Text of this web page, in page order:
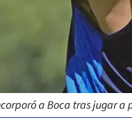
a Boca tras jugar a